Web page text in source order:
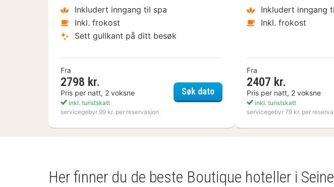
Inkludert inngang til spa
Inkl. frokost
Sett gullkant på ditt besøk
Fra
2798 kr.
Pris per natt, 2 voksne
inkl. turistskatt
servicegebyr 99 kr. per reservasjon
Søk datoNynäs Havsbad
Inkludert inngang
Inkl. frokost
Fra
2407 kr.
Pris per natt, 2 voksne
inkl. turistskatt
servicegebyr 79 kr. per
Her finner du de beste Boutique hoteller i